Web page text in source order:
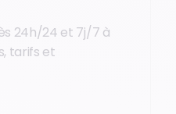
24h/24 et 7j/7 à
tarifs et